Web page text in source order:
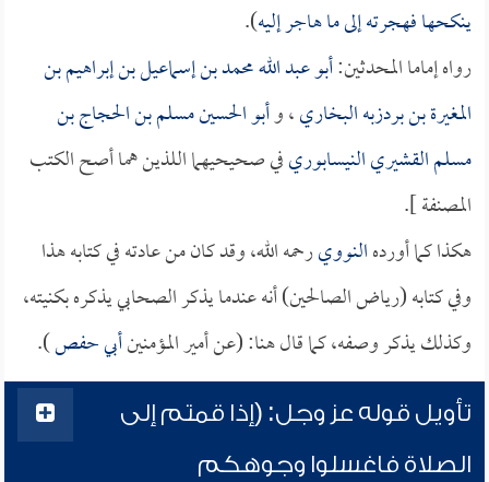
ينكحها فهجرته إلى ما هاجر إليه).
رواه إماما المحدثين:أبو عبد الله محمد بن إسماعيل بن إبراهيم بن
المغيرة بن بردزبه البخاري، وأبو الحسين مسلم بن الحجاج بن
مسلم القشيري النيسابوريفي صحيحيهما اللذين هما أصح الكتب
المصنفة ].
هكذا كما أوردهالنوويرحمه الله، وقد كان من عادته في كتابه هذا
وفي كتابه (رياض الصالحين) أنه عندما يذكر الصحابي يذكره بكنيته،
وكذلك يذكر وصفه، كما قال هنا: (عن أمير المؤمنينأبي حفص).
تأويل قوله عز وجل: (إذا قمتم إلى
الصلاة فاغسلوا وجوهكم